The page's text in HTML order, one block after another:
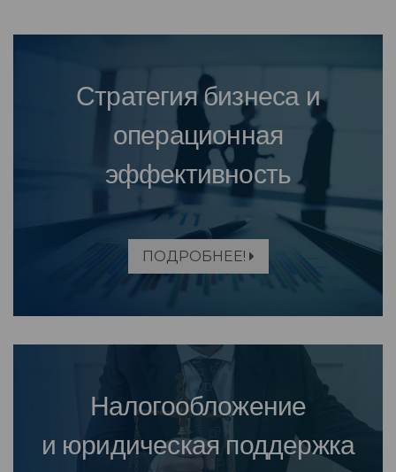
Стратегия бизнеса и
операционная
эффективность
ПОДРОБНЕЕ!
Налогообложение
и юридическая поддержка